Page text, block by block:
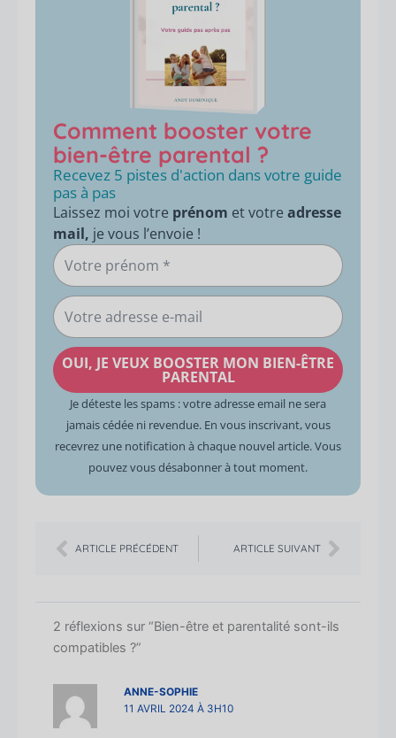
Comment booster votre
bien-être parental ?
Recevez 5 pistes d'action dans votre guide
pas à pas
Laissez moi votre prénom et votre adresse
mail, je vous l’envoie !
Votre
prénom
Votre
adresse
e-
mail
OUI, JE VEUX BOOSTER MON BIEN-ÊTRE
PARENTAL
Je déteste les spams : votre adresse email ne sera
jamais cédée ni revendue. En vous inscrivant, vous
recevrez une notification à chaque nouvel article. Vous
pouvez vous désabonner à tout moment.
ARTICLE PRÉCÉDENT ARTICLE SUIVANT
2 réflexions sur “Bien-être et parentalité sont-ils
compatibles ?”
ANNE-SOPHIE
11 AVRIL 2024 À 3H10